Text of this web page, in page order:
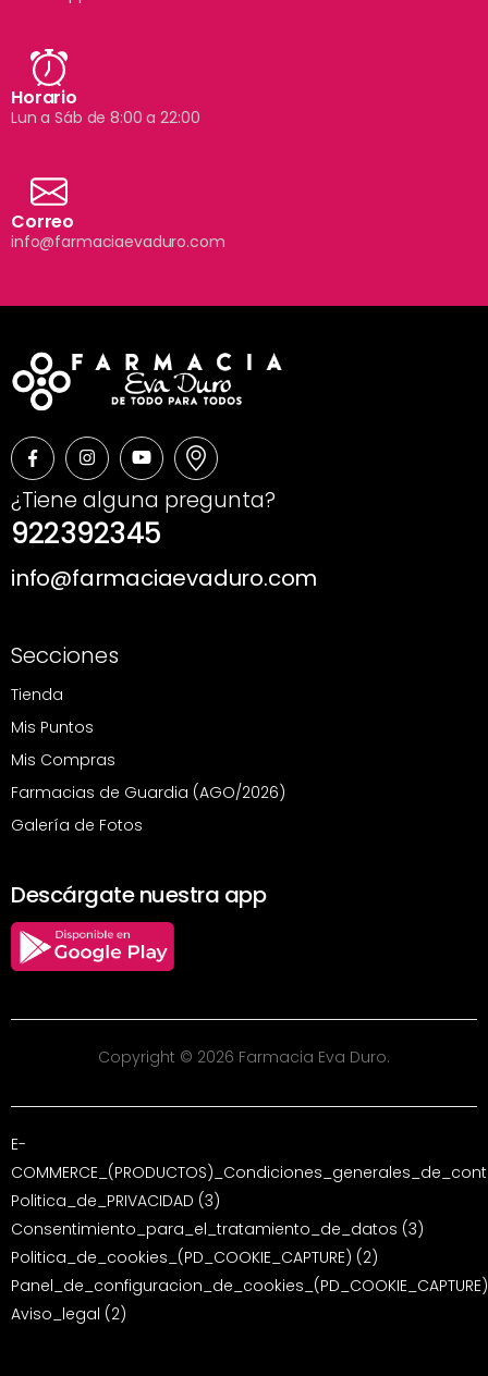
Horario
Lun a Sáb de 8:00 a 22:00
Correo
info@farmaciaevaduro.com
¿Tiene alguna pregunta?
922392345
info@farmaciaevaduro.com
Secciones
Tienda
Mis Puntos
Mis Compras
Farmacias de Guardia (AGO/2026)
Galería de Fotos
Descárgate nuestra app
Copyright © 2026 Farmacia Eva Duro.
E-
Politica_de_PRIVACIDAD (3)
Consentimiento_para_el_tratamiento_de_datos (3)
Politica_de_cookies_(PD_COOKIE_CAPTURE) (2)
Panel_de_configuracion_de_cookies_(PD_COOKIE_CAPTURE)
Aviso_legal (2)